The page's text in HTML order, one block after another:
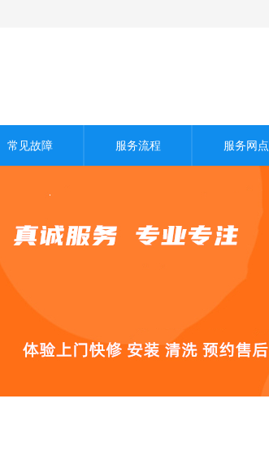
常见故障 服务流程 服务网点